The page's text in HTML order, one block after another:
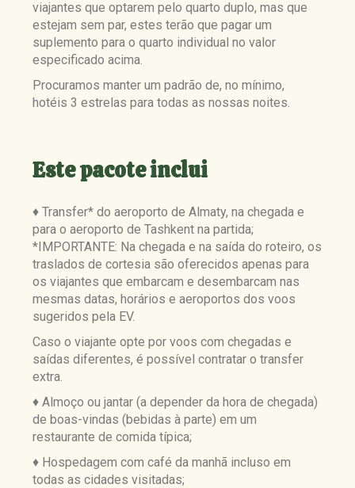
viajantes que optarem pelo quarto duplo, mas que
estejam sem par, estes terão que pagar um
suplemento para o quarto individual no valor
especificado acima.
Procuramos manter um padrão de, no mínimo,
hotéis 3 estrelas para todas as nossas noites.
Este pacote inclui
♦ Transfer* do aeroporto de Almaty, na chegada e
para o aeroporto de Tashkent na partida;
*IMPORTANTE: Na chegada e na saída do roteiro, os
traslados de cortesia são oferecidos apenas para
os viajantes que embarcam e desembarcam nas
mesmas datas, horários e aeroportos dos voos
sugeridos pela EV.
Caso o viajante opte por voos com chegadas e
saídas diferentes, épossível contratar o transfer
extra.
♦ Almoço ou jantar (a depender da hora de chegada)
de boas-vindas (bebidas à parte) em um
restaurante de comida típica;
♦ Hospedagem com café da manhã incluso em
todas as cidades visitadas;